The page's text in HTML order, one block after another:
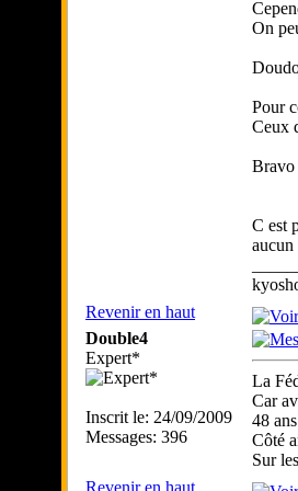
On
Pour
Ceux
Bravo
C est
Revenir en haut
Double4
Expert*
Inscrit le: 24/09/2009
Messages: 396
La
Car
48
Côté
Sur
Revenir en haut